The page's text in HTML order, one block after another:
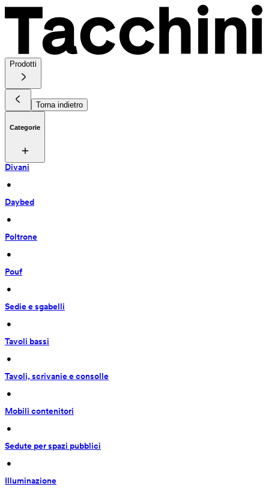
Prodotti
Torna indietro
Categorie
Divani
•
Daybed
•
Poltrone
•
Pouf
•
Sedie e sgabelli
•
Tavoli bassi
•
Tavoli, scrivanie e consolle
•
Mobili contenitori
•
Sedute per spazi pubblici
•
Illuminazione